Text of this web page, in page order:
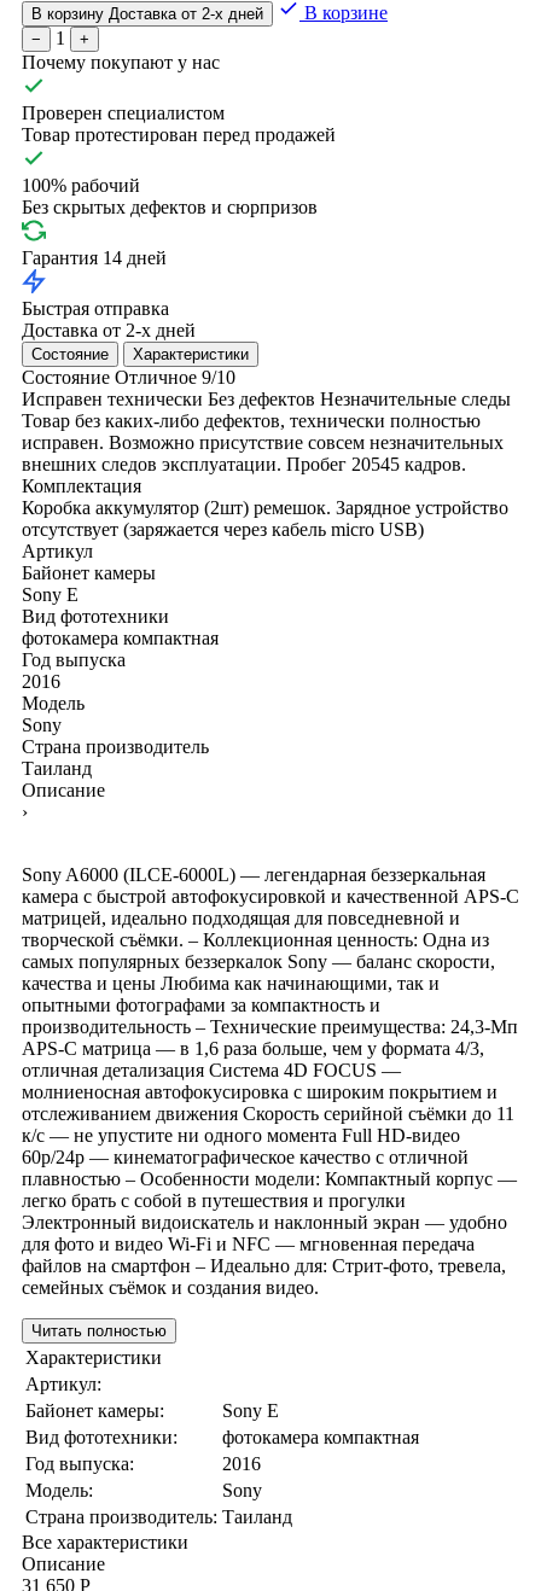
В корзину Доставка от 2-х дней В корзине
− 1 +
Почему покупают у нас
Проверен специалистом
Товар протестирован перед продажей
100% рабочий
Без скрытых дефектов и сюрпризов
Гарантия 14 дней
Быстрая отправка
Доставка от 2-х дней
Состояние Характеристики
Состояние Отличное 9/10
Исправен технически Без дефектов Незначительные следы
Товар без каких-либо дефектов, технически полностью
исправен. Возможно присутствие совсем незначительных
внешних следов эксплуатации. Пробег 20545 кадров.
Комплектация
Коробка аккумулятор (2шт) ремешок. Зарядное устройство
отсутствует (заряжается через кабель micro USB)
Артикул
Байонет камеры
Sony E
Вид фототехники
фотокамера компактная
Год выпуска
2016
Модель
Sony
Страна производитель
Таиланд
Описание
›
Sony A6000 (ILCE-6000L) — легендарная беззеркальная
камера с быстрой автофокусировкой и качественной APS-C
матрицей, идеально подходящая для повседневной и
творческой съёмки. – Коллекционная ценность: Одна из
самых популярных беззеркалок Sony — баланс скорости,
качества и цены Любима как начинающими, так и
опытными фотографами за компактность и
производительность – Технические преимущества: 24,3-Мп
APS-C матрица — в 1,6 раза больше, чем у формата 4/3,
отличная детализация Система 4D FOCUS —
молниеносная автофокусировка с широким покрытием и
отслеживанием движения Скорость серийной съёмки до 11
к/с — не упустите ни одного момента Full HD-видео
60p/24p — кинематографическое качество с отличной
плавностью – Особенности модели: Компактный корпус —
легко брать с собой в путешествия и прогулки
Электронный видоискатель и наклонный экран — удобно
для фото и видео Wi-Fi и NFC — мгновенная передача
файлов на смартфон – Идеально для: Стрит-фото, тревела,
семейных съёмок и создания видео.
Читать полностью
Характеристики
Артикул:
Байонет камеры:
Sony E
Вид фототехники:
фотокамера компактная
Год выпуска:
2016
Модель:
Sony
Страна производитель: Таиланд
Все характеристики
Описание
31 650 Р